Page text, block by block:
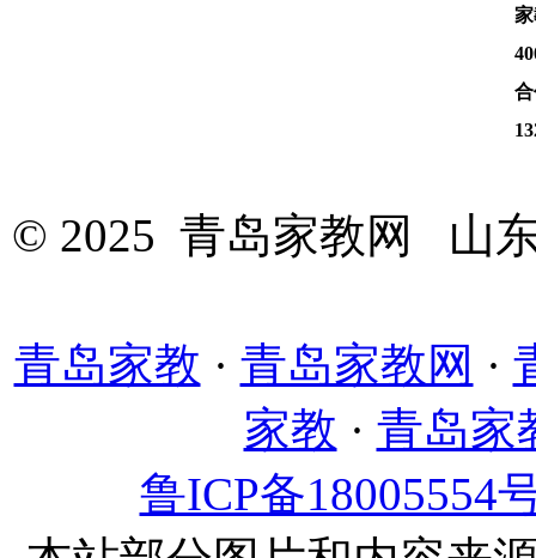
© 2025 青岛家教网 山
青岛家教 · 青岛家教网 ·
家教 · 青岛家
鲁ICP备18005554